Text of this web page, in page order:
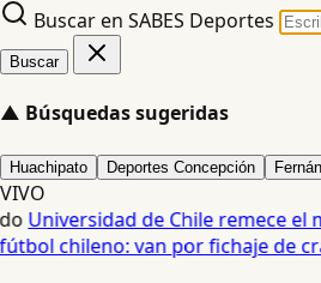
Buscar en SABES Deportes
Buscar
▲ Búsquedas sugeridas
Huachipato Deportes Concepción
VIVO
Universidad de Chile remece el
chileno: van por fichaje de